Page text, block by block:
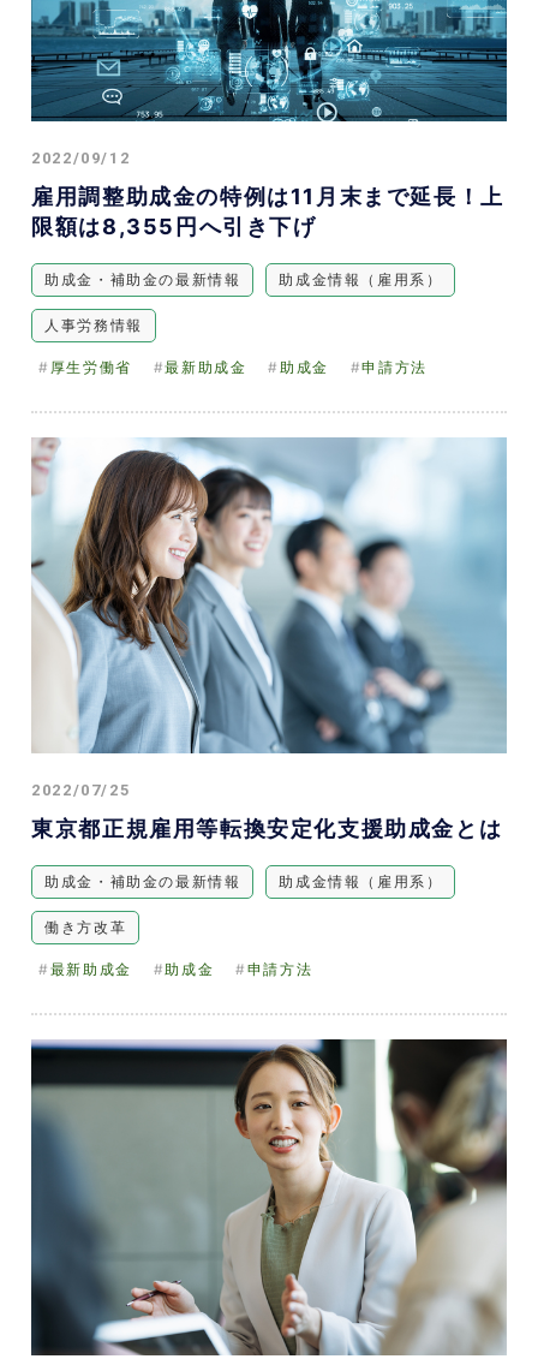
2022/09/12
雇用調整助成金の特例は11月末まで延長！上
限額は8,355円へ引き下げ
助成金・補助金の最新情報 助成金情報（雇用系）
人事労務情報
厚生労働省 最新助成金 助成金 申請方法
2022/07/25
東京都正規雇用等転換安定化支援助成金とは
助成金・補助金の最新情報 助成金情報（雇用系）
働き方改革
最新助成金 助成金 申請方法